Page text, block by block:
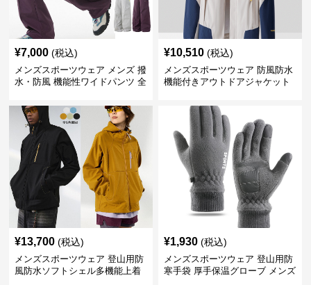
¥7,000 (税込)
メンズスポーツウェア メンズ 撥
水・防風 機能性ワイドパンツ 全
¥10,510 (税込)
メンズスポーツウェア 防風防水
機能付きアウトドアジャケット
¥13,700 (税込)
メンズスポーツウェア 登山用防
風防水ソフトシェル多機能上着
¥1,930 (税込)
メンズスポーツウェア 登山用防
寒手袋 厚手保温グローブ メンズ